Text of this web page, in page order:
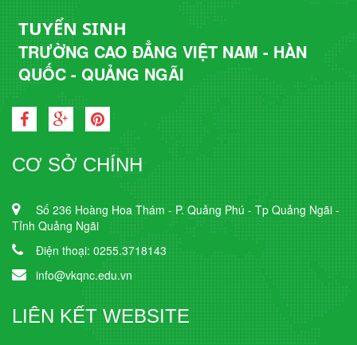
TUYỂN SINH
TRƯỜNG CAO ĐẲNG VIỆT NAM - HÀN
QUỐC - QUẢNG NGÃI
CƠ SỞ CHÍNH
Số 236 Hoàng Hoa Thám - P. Quảng Phú - Tp Quảng Ngãi -
Tỉnh Quảng Ngãi
Điện thoại: 0255.3718143
info@vkqnc.edu.vn
LIÊN KẾT WEBSITE